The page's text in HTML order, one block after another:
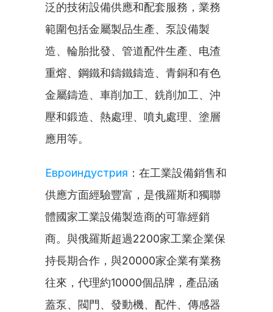
泛的技術設備供應和配套服務，業務
範圍包括金屬製品生產、泵設備製
造、輪胎批發、管道配件生產、电渣
重熔、鋼鐵和鑄鐵鑄造、青銅和有色
金屬鑄造、車削加工、銑削加工、沖
壓和鍛造、熱處理、噴丸處理、塗層
應用等。
Евроиндустрия ：在工業設備銷售和
供應方面經驗豐富，是俄羅斯和獨聯
體國家工業設備製造商的可靠經銷
商。與俄羅斯超過2200家工業企業保
持長期合作，與20000家企業有業務
往來，代理約10000個品牌，產品涵
蓋泵、閥門、發動機、配件、傳感器